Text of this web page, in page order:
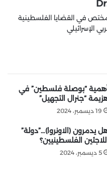
في القضايا الفلسطينية
الإسرائيلي
“بوصلة فلسطين” في
“جنرال التجهيل”
19 ديسمبر، 2024
يدمرون (الاونروا)…”دولة”
اللاجئين الفلسطينيين؟
5 ديسمبر، 2024